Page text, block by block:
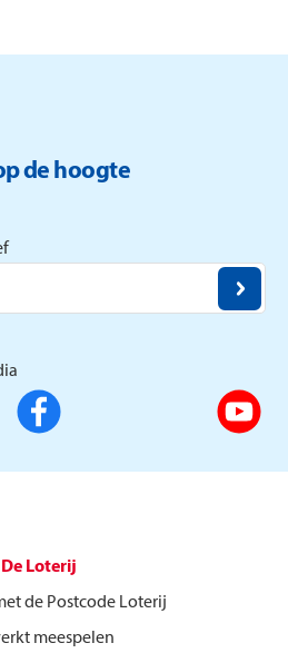
de hoogte
De Loterij
de Postcode Loterij
meespelen